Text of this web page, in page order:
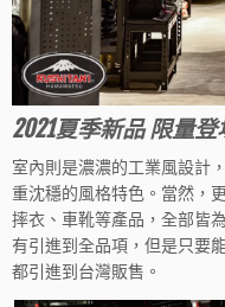
2021夏季新品 限量登
室內則是濃濃的工業風設計
重沈穩的風格特色。當然，
摔衣、車靴等產品，全部皆
有引進到全品項，但是只要
都引進到台灣販售。